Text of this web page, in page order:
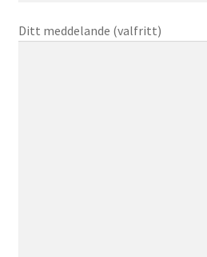
Ditt meddelande (valfritt)